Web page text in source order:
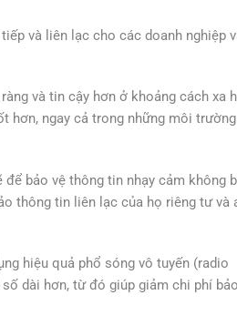
và liên lạc cho các doanh nghiệp
và tin cậy hơn ở khoảng cách xa
hơn, ngay cả trong những môi
bảo vệ thông tin nhạy cảm không
thông tin liên lạc của họ riêng tư và
hiệu quả phổ sóng vô tuyến (radio
dài hơn, từ đó giúp giảm chi phí